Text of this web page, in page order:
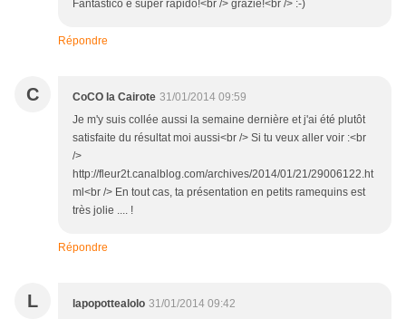
Fantastico e super rapido!<br /> grazie!<br /> :-)
Répondre
C CoCO la Cairote 31/01/2014 09:59
Je m'y suis collée aussi la semaine dernière et j'ai été plutôt
satisfaite du résultat moi aussi<br /> Si tu veux aller voir :<br
/>
http://fleur2t.canalblog.com/archives/2014/01/21/29006122.ht
ml<br /> En tout cas, ta présentation en petits ramequins est
très jolie .... !
Répondre
L lapopottealolo 31/01/2014 09:42